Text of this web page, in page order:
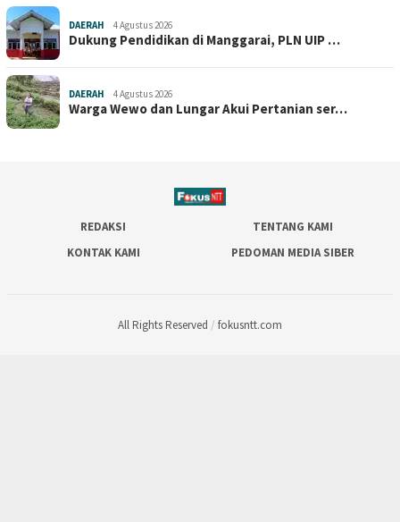
DAERAH 4 Agustus 2026
Dukung Pendidikan di Manggarai, PLN UIP …
DAERAH 4 Agustus 2026
Warga Wewo dan Lungar Akui Pertanian ser…
REDAKSI
TENTANG KAMI
KONTAK KAMI
PEDOMAN MEDIA SIBER
All Rights Reserved / fokusntt.com